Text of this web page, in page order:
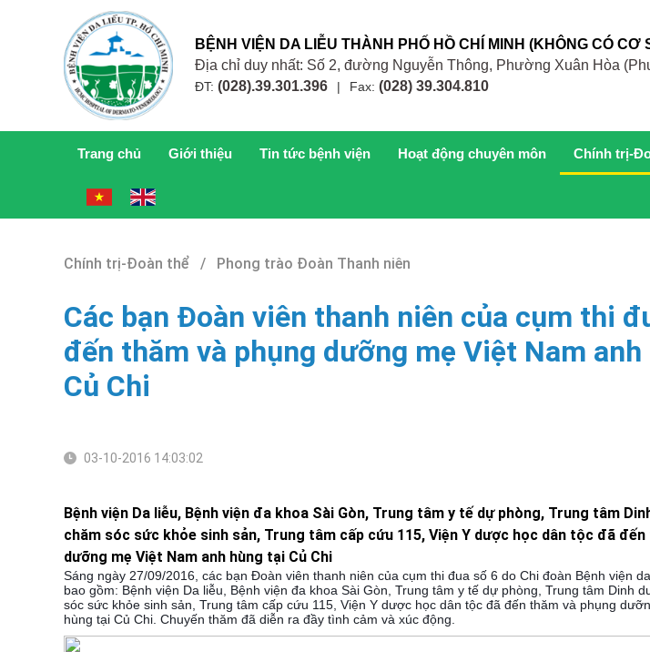
BỆNH VIỆN DA LIỄU THÀNH PHỐ HỒ CHÍ MINH (KHÔNG CÓ
Địa chỉ duy nhất: Số 2, đường Nguyễn Thông, Phường Xuân Hòa
ĐT: (028).39.301.396 | Fax: (028) 39.304.810
Trang chủ Giới thiệu Tin tức bệnh viện Hoạt động chuyên môn Chính trị-
Chính trị-Đoàn thể / Phong trào Đoàn Thanh niên
Các bạn Đoàn viên thanh niên của cụm thi
đến thăm và phụng dưỡng mẹ Việt Nam
Củ Chi
03-10-2016 14:03:02
Bệnh viện Da liễu, Bệnh viện đa khoa Sài Gòn, Trung tâm y tế dự phòng, Trung tâm
chăm sóc sức khỏe sinh sản, Trung tâm cấp cứu 115, Viện Y dược học dân tộc đã đến
dưỡng mẹ Việt Nam anh hùng tại Củ Chi
Sáng ngày 27/09/2016, các bạn Đoàn viên thanh niên của cụm thi đua số 6 do Chi đoàn Bệnh viện
bao gồm: Bệnh viện Da liễu, Bệnh viện đa khoa Sài Gòn, Trung tâm y tế dự phòng, Trung tâm Dinh
sóc sức khỏe sinh sản, Trung tâm cấp cứu 115, Viện Y dược học dân tộc đã đến thăm và phụng
hùng tại Củ Chi. Chuyến thăm đã diễn ra đầy tình cảm và xúc động.